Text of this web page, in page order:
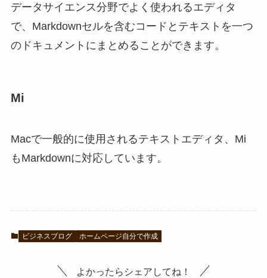
データサイエンス分野でよく使われるエディタ
で、Markdownセルを含むコードとテキストを一つ
のドキュメントにまとめることができます。
Mi
Macで一般的に使用されるテキストエディタ、Mi
もMarkdownに対応しています。
ビジネスブログ ホームページ自分で作成
よかったらシェアしてね！